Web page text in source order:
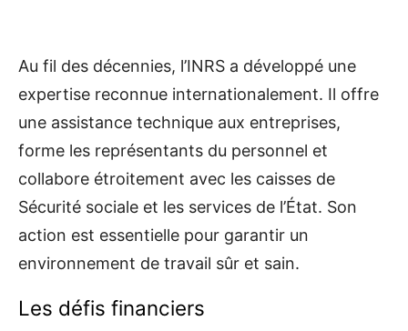
Au fil des décennies, l’INRS a développé une
expertise reconnue internationalement. Il offre
une assistance technique aux entreprises,
forme les représentants du personnel et
collabore étroitement avec les caisses de
Sécurité sociale et les services de l’État. Son
action est essentielle pour garantir un
environnement de travail sûr et sain.
Les défis financiers